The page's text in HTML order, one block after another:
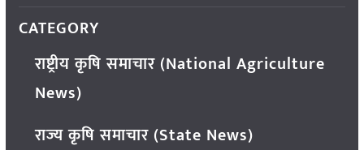
CATEGORY
राष्ट्रीय कृषि समाचार (National Agriculture
News)
राज्य कृषि समाचार (State News)